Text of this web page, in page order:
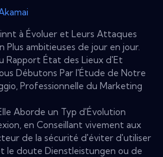
à Évoluer et Leurs Attaques
Plus ambitieuses de jour en jour.
Rapport État des Lieux d'Et
Débutons Par l'Étude de Notre
Professionnelle du Marketing
Aborde un Typ d'Évolution
en Conseillant vivement aux
de la sécurité d'éviter d'utiliser
le doute Dienstleistungen ou de